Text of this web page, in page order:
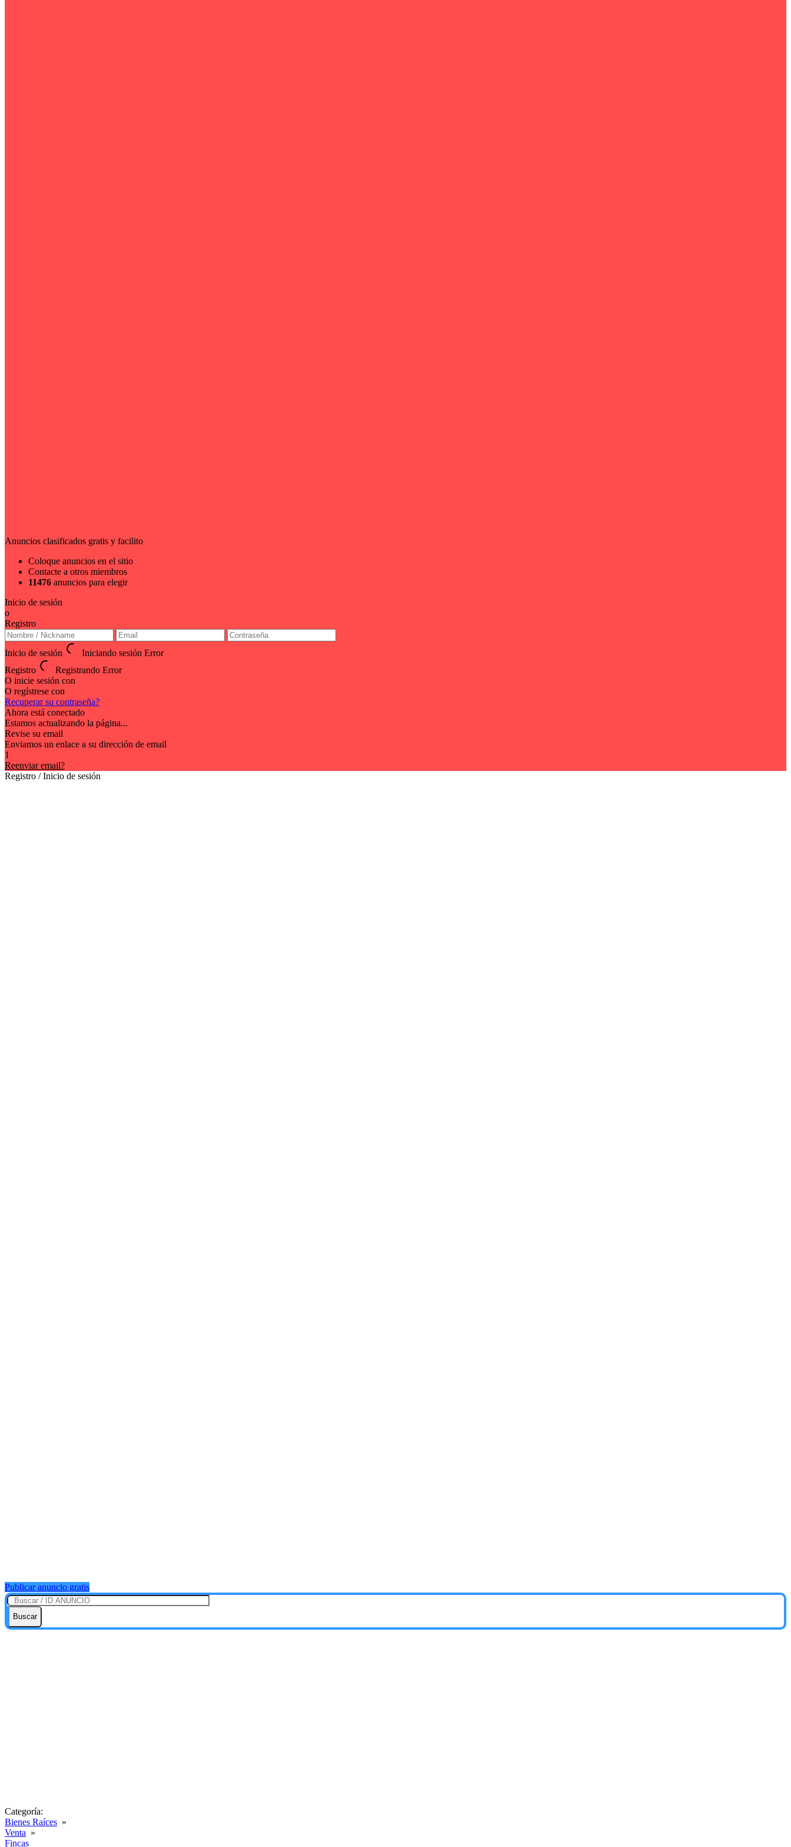
Anuncios clasificados gratis y facilito
Coloque anuncios en el sitio
Contacte a otros miembros
11476 anuncios para elegir
Inicio de sesión
o
Registro
Inicio de sesión Iniciando sesión Error
Registro
Registrando Error
O inicie sesión con
O regístrese con
Recuperar su contraseña?
Ahora está conectado
Estamos actualizando la página...
Revise su email
Enviamos un enlace a su dirección de email
1
Reenviar email?
Registro / Inicio de sesión
Publicar anuncio gratis
Buscar
Categoría:
Bienes Raíces »
Venta »
Fincas